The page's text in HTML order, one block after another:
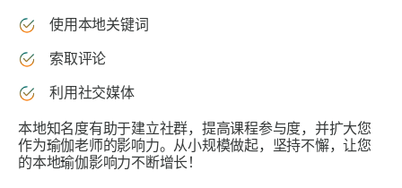
使用本地关键词
索取评论
利用社交媒体
本地知名度有助于建立社群，提高课程参与度，并扩大您
作为瑜伽老师的影响力。从小规模做起，坚持不懈，让您
的本地瑜伽影响力不断增长！